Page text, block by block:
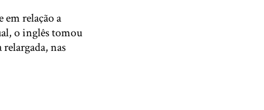
relação a
o inglês tomou
nas